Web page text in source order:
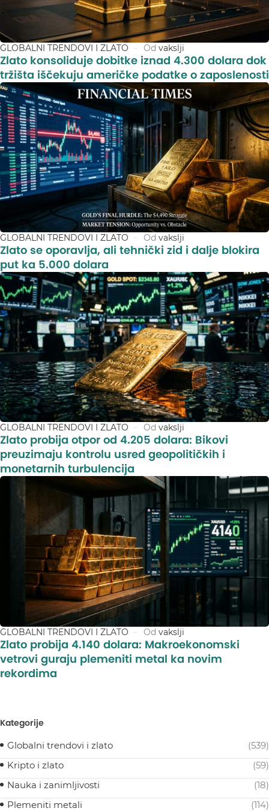
GLOBALNI TRENDOVI I ZLATO Od vakslji
Zlato konsoliduje dobitke iznad 4.300 dolara dok
tržišta iščekuju američke podatke o zaposlenosti
GLOBALNI TRENDOVI I ZLATO Od vakslji
Zlato se oporavlja, ali tehnički zid i dalje blokira
put ka 5.000 dolara
GLOBALNI TRENDOVI I ZLATO Od vakslji
Zlato probija otpor od 4.205 dolara: Bikovi
preuzimaju kontrolu usred geopolitičkih i
monetarnih turbulencija
GLOBALNI TRENDOVI I ZLATO Od vakslji
Zlato probija 4.140 dolara: Makroekonomski
vetrovi guraju plemeniti metal ka novim
rekordima
Kategorije
Globalni trendovi i zlato
(539)
Kripto i zlato
(59)
Nauka i zanimljivosti
(18)
Plemeniti metali
(114)